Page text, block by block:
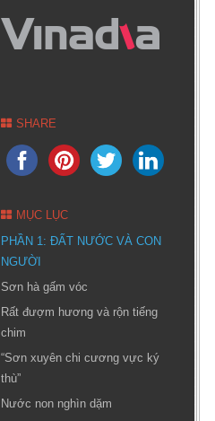
SHARE
MỤC LỤC
PHẦN 1: ĐẤT NƯỚC VÀ CON
NGƯỜI
Sơn hà gấm vóc
Rất đượm hương và rộn tiếng
chim
“Sơn xuyên chi cương vực ký
thù”
Nước non nghìn dặm